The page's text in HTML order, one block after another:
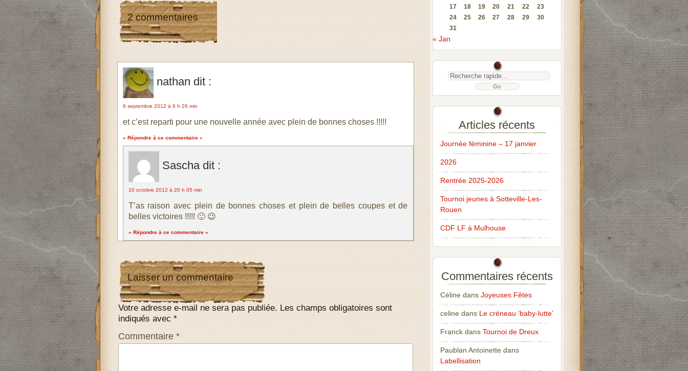
2 commentaires
nathan dit :
6 septembre 2012 à 6 h 26 min
et c’est reparti pour une nouvelle année avec plein de bonnes choses !!!!!
» Répondre à ce commentaire «
Sascha dit :
10 octobre 2012 à 20 h 05 min
T’as raison avec plein de bonnes choses et plein de belles coupes et de
belles victoires !!!!! 🙂 😉
» Répondre à ce commentaire «
Laisser un commentaire
Votre adresse e-mail ne sera pas publiée. Les champs obligatoires sont
indiqués avec *
Commentaire *
17
18 19 20 21 22
23
24
25 26 27 28 29
30
31
« Jan
Articles récents
Journée féminine – 17 janvier
2026
Rentrée 2025-2026
Tournoi jeunes à Sotteville-Les-
Rouen
CDF LF à Mulhouse
Commentaires récents
Célinedans Joyeuses Fêtes
celinedans Le créneau ‘baby-lutte’
Franckdans Tournoi de Dreux
Paublan Antoinettedans
Labellisation